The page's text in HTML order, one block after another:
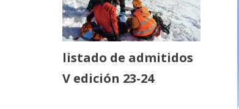
listado de admitidos
V edición 23-24